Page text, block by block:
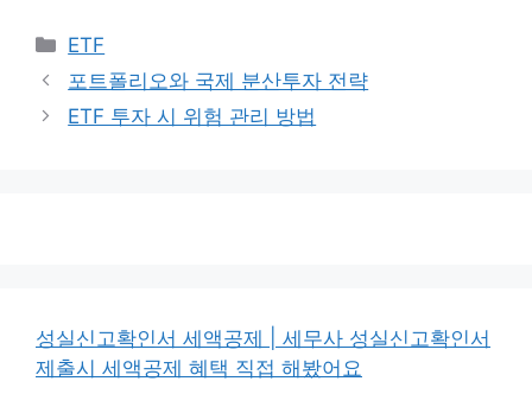
카
테
리
ETF
포트폴리오와 국제 분산투자 전략
ETF 투자 시 위험 관리 방법
성실신고확인서 세액공제 | 세무사 성실신고확인서
제출시 세액공제 혜택 직접 해봤어요